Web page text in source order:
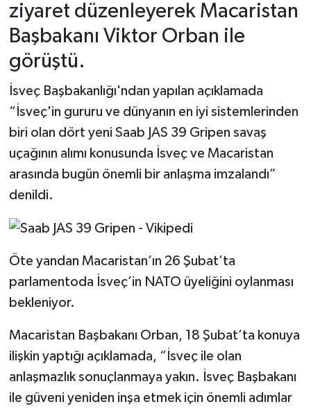
ziyaret düzenleyerek Macaristan
Başbakanı Viktor Orban ile
görüştü.
İsveç Başbakanlığı'ndan yapılan açıklamada
“İsveç'in gururu ve dünyanın en iyi sistemlerinden
biri olan dört yeni Saab JAS 39 Gripen savaş
uçağının alımı konusunda İsveç ve Macaristan
arasında bugün önemli bir anlaşma imzalandı”
denildi.
Öte yandan Macaristan’ın 26 Şubat’ta
parlamentoda İsveç’in NATO üyeliğini oylanması
bekleniyor.
Macaristan Başbakanı Orban, 18 Şubat’ta konuya
ilişkin yaptığı açıklamada, “İsveç ile olan
anlaşmazlık sonuçlanmaya yakın. İsveç Başbakanı
ile güveni yeniden inşa etmek için önemli adımlar